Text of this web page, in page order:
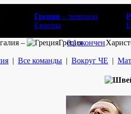
Греция – чемпион
Европы
– Греция
0:1окончен
| Все команды | Вокруг ЧЕ |